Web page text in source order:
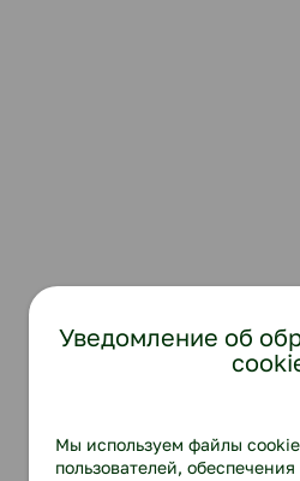
Уведомление об
Мы используем файлы
пользователей,